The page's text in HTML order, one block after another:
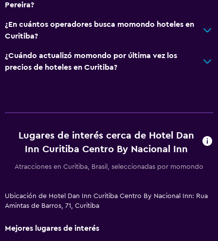
Pereira?
¿En cuántos operadores busca momondo hoteles en
Curitiba?
¿Cuándo actualizó momondo por última vez los
precios de hoteles en Curitiba?
Lugares de interés cerca de Hotel Dan
Inn Curitiba Centro By Nacional Inn
Atracciones en Curitiba, Brasil, seleccionadas por momondo
Ubicación de Hotel Dan Inn Curitiba Centro By Nacional Inn: Rua
Amintas de Barros, 71, Curitiba
Mejores lugares de interés